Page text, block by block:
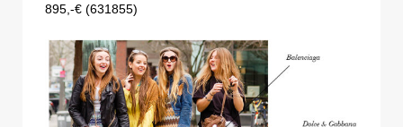
895,-€ (631855)